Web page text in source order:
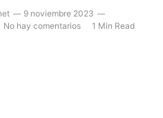
9 noviembre 2023
No hay comentarios 1 Min Read